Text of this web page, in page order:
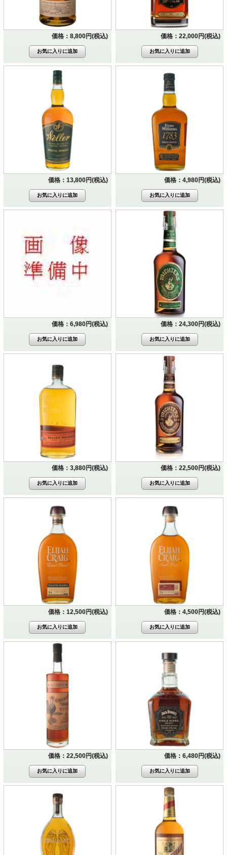
価格：8,800円(税込) 価格：22,000円(税込)
価格：13,800円(税込) 価格：4,980円(税込)
価格：6,980円(税込) 価格：24,300円(税込)
価格：3,880円(税込) 価格：22,500円(税込)
価格：12,500円(税込) 価格：4,500円(税込)
価格：22,500円(税込) 価格：6,480円(税込)